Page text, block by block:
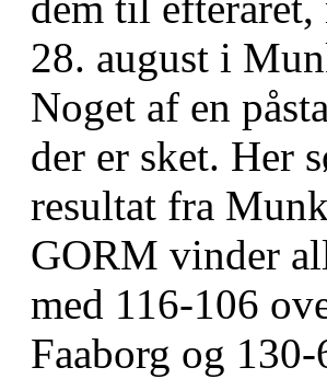
28. august i
Noget af en
der er sket. Her
resultat fra
GORM vinder
med 116-106
Faaborg og